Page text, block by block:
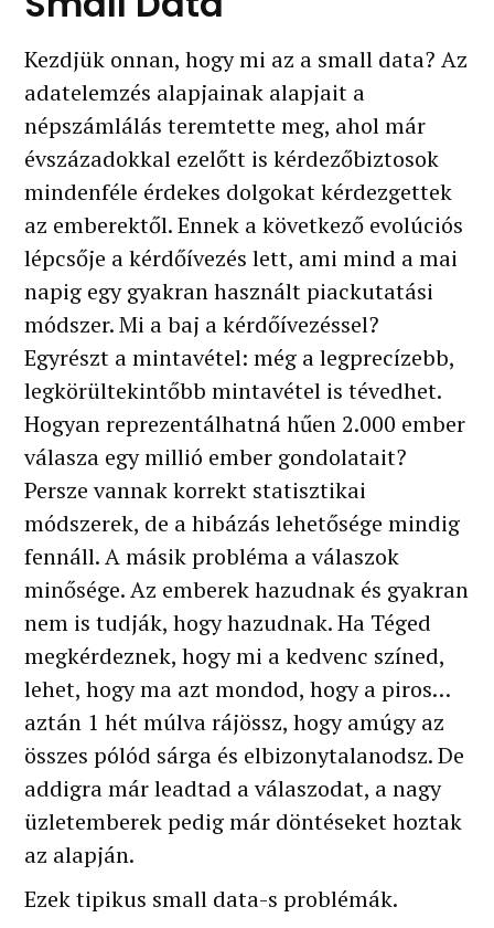
Kezdjük onnan, hogy mi az a small data? Az
adatelemzés alapjainak alapjait a
népszámlálás teremtette meg, ahol már
évszázadokkal ezelőtt is kérdezőbiztosok
mindenféle érdekes dolgokat kérdezgettek
az emberektől. Ennek a következő evolúciós
lépcsője a kérdőívezés lett, ami mind a mai
napig egy gyakran használt piackutatási
módszer. Mi a baj a kérdőívezéssel?
Egyrészt a mintavétel: még a legprecízebb,
legkörültekintőbb mintavétel is tévedhet.
Hogyan reprezentálhatná hűen 2.000 ember
válasza egy millió ember gondolatait?
Persze vannak korrekt statisztikai
módszerek, de a hibázás lehetősége mindig
fennáll. A másik probléma a válaszok
minősége. Az emberek hazudnak és gyakran
nem is tudják, hogy hazudnak. Ha Téged
megkérdeznek, hogy mi a kedvenc színed,
lehet, hogy ma azt mondod, hogy a piros…
aztán 1 hét múlva rájössz, hogy amúgy az
összes pólód sárga és elbizonytalanodsz. De
addigra már leadtad a válaszodat, a nagy
üzletemberek pedig már döntéseket hoztak
az alapján.
Ezek tipikus small data-s problémák.